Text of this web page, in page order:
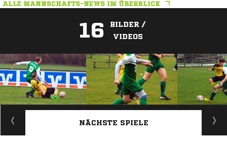
ALLE MANNSCHAFTS-NEWS IM ÜBERBLICK
16
BILDER /
VIDEOS
ANZEIGE
NÄCHSTE SPIELE